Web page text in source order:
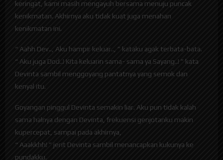
keringat, kami masih mengayuh bersama menuju puncak
kenikmatan. Akhirnya aku tidak kuat juga menahan
kenikmatan ini.
“ Aahh Dev.., Aku hampir keluar.., ” kataku agak terbata-bata.
“ Aku juga Dod..! Kita keluarin sama- sama ya Sayang..! ” kata
Devinta sambil menggoyang pantatnya yang semok dan
kenyal itu.
Goyangan pinggul Devinta semakin liar. Aku pun tidak kalah
sama halnya dengan Devinta, frekuensi genjotanku makin
kupercepat, sampai pada akhirnya,
“ Aaakkhh! ” jerit Devinta sambil menancapkan kukunya ke
pundakku.